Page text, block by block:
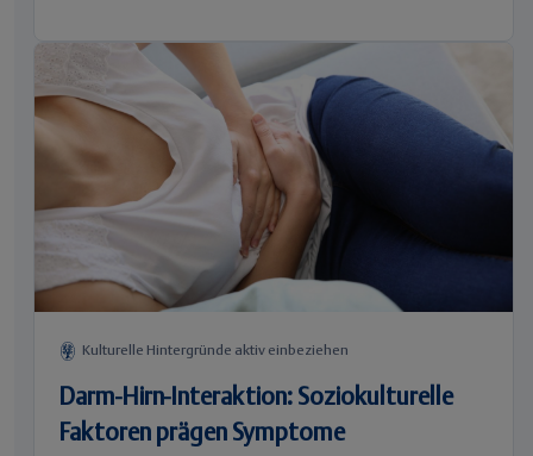
Kulturelle Hintergründe aktiv einbeziehen
Darm-Hirn-Interaktion: Soziokulturelle
Faktoren prägen Symptome